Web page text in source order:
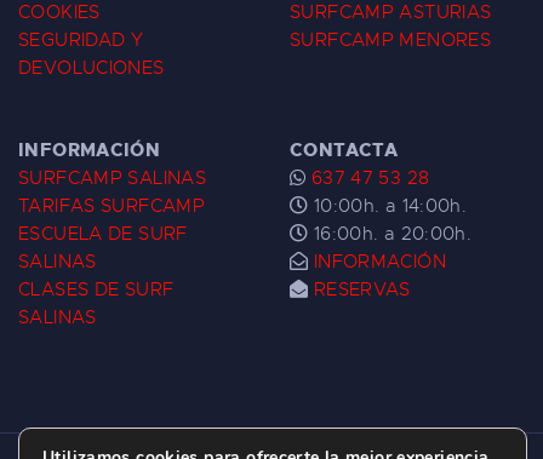
COOKIES
SEGURIDAD Y
DEVOLUCIONES
SURFCAMP ASTURIAS
SURFCAMP MENORES
INFORMACIÓN
SURFCAMP SALINAS
TARIFAS SURFCAMP
ESCUELA DE SURF
SALINAS
CLASES DE SURF
SALINAS
CONTACTA
637 47 53 28
10:00h. a 14:00h.
16:00h. a 20:00h.
INFORMACIÓN
RESERVAS